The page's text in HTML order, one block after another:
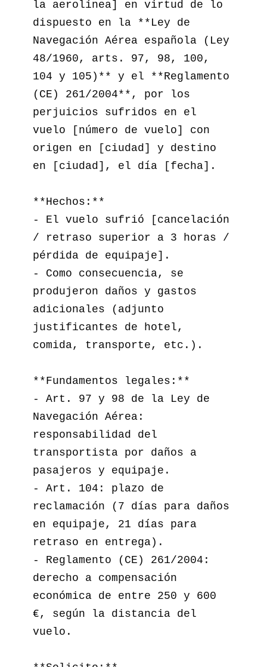
la aerolínea] en virtud de lo
dispuesto en la **Ley de
Navegación Aérea española (Ley
48/1960, arts. 97, 98, 100,
104 y 105)** y el **Reglamento
(CE) 261/2004**, por los
perjuicios sufridos en el
vuelo [número de vuelo] con
origen en [ciudad] y destino
en [ciudad], el día [fecha].
**Hechos:**
- El vuelo sufrió [cancelación
/ retraso superior a 3 horas /
pérdida de equipaje].
- Como consecuencia, se
produjeron daños y gastos
adicionales (adjunto
justificantes de hotel,
comida, transporte, etc.).
**Fundamentos legales:**
- Art. 97 y 98 de la Ley de
Navegación Aérea:
responsabilidad del
transportista por daños a
pasajeros y equipaje.
- Art. 104: plazo de
reclamación (7 días para daños
en equipaje, 21 días para
retraso en entrega).
- Reglamento (CE) 261/2004:
derecho a compensación
económica de entre 250 y 600
€, según la distancia del
vuelo.